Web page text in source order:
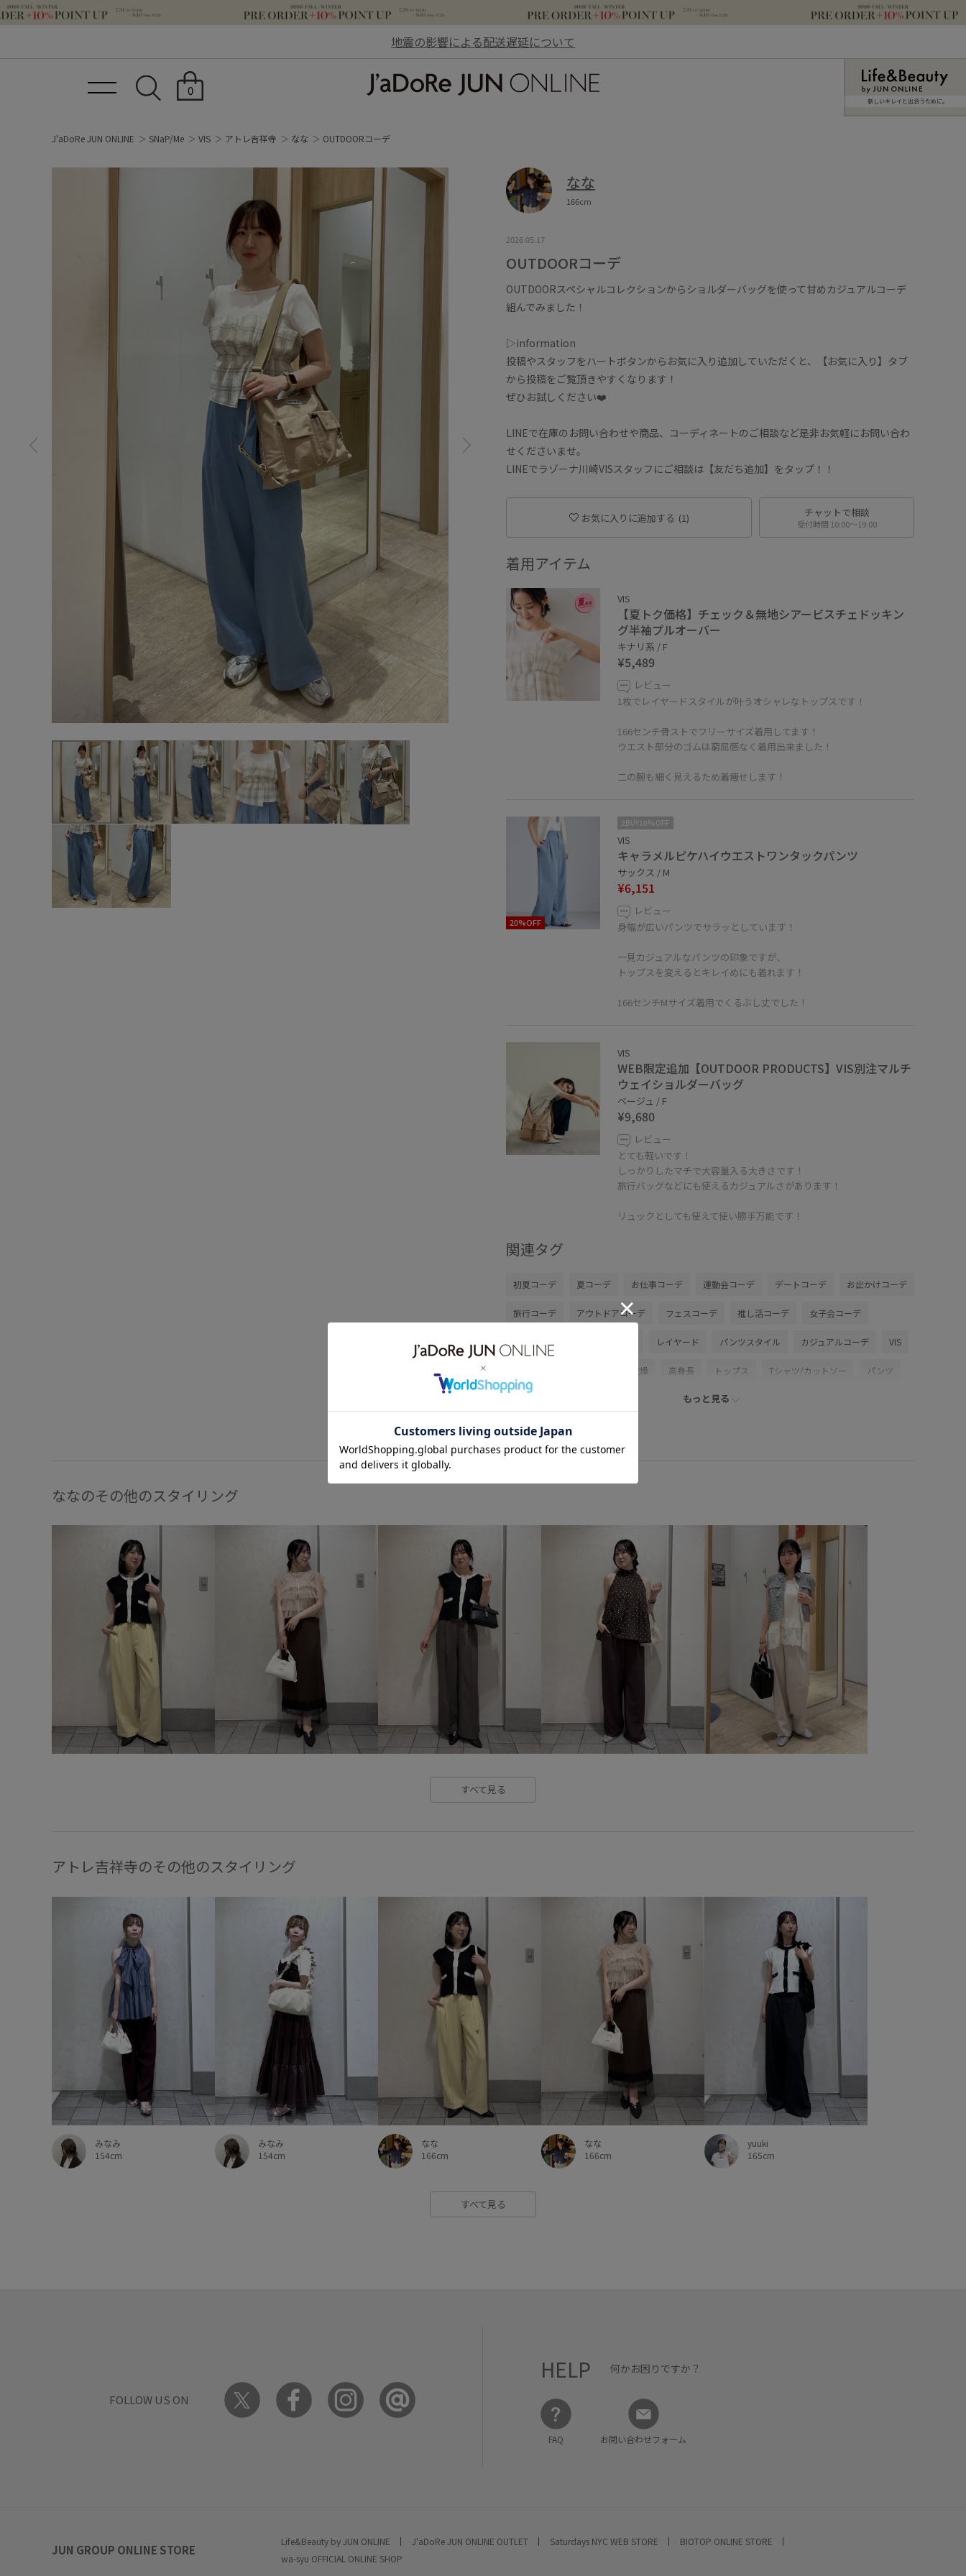
地震の影響による配送遅延について
0
新しいキレイと出合うために。
J'aDoRe JUN ONLINE SNaP/Me VIS アトレ吉祥寺 なな OUTDOORコーデ
なな
166cm
2026.05.17
OUTDOORコーデ
OUTDOORスペシャルコレクションからショルダーバッグを使って甘めカジュアルコーデ
組んでみました！
▷information
投稿やスタッフをハートボタンからお気に入り追加していただくと、【お気に入り】タブ
から投稿をご覧頂きやすくなります！
ぜひお試しください❤️
LINEで在庫のお問い合わせや商品、コーディネートのご相談など是非お気軽にお問い合わ
せくださいませ。
LINEでラゾーナ川崎VISスタッフにご相談は【友だち追加】をタップ！！
お気に入りに追加する (1) チャットで相談
受付時間 10:00〜19:00
着用アイテム
VIS
【夏トク価格】チェック＆無地シアービスチェドッキン
グ半袖プルオーバー
キナリ系 / F
¥5,489
レビュー
1枚でレイヤードスタイルが叶うオシャレなトップスです！
166センチ骨ストでフリーサイズ着用してます！
ウエスト部分のゴムは窮屈感なく着用出来ました！
二の腕も細く見えるため着痩せします！
20%OFF
2BUY10%OFF
VIS
キャラメルピケハイウエストワンタックパンツ
サックス / M
¥6,151
レビュー
身幅が広いパンツでサラッとしています！
一見カジュアルなパンツの印象ですが、
トップスを変えるとキレイめにも着れます！
166センチMサイズ着用でくるぶし丈でした！
VIS
WEB限定追加【OUTDOOR PRODUCTS】VIS別注マルチ
ウェイショルダーバッグ
ベージュ / F
¥9,680
レビュー
とても軽いです！
しっかりしたマチで大容量入る大きさです！
旅行バッグなどにも使えるカジュアルさがあります！
リュックとしても使えて使い勝手万能です！
関連タグ
初夏コーデ 夏コーデ お仕事コーデ 運動会コーデ デートコーデ お出かけコーデ
旅行コーデ アウトドアコーデ フェスコーデ 推し活コーデ 女子会コーデ
ストリート レイヤード パンツスタイル カジュアルコーデ VIS
乾燥 高身長 トップス Tシャツ/カットソー パンツ
ショルダーバッグ BVM16230
26_31collaboration
VIS_outdoor VIS_outdoor2
Wpickup_items きちんと感
ジャケット ストレッチ性 ストレッチ素材
デイリー使い デニム生地 ナイロン
ハリ感 ビスチェ プルオーバー
ポリエステル リブ編み
伸縮性
履き心地が良い 幅広
普段使いも出来る 洗濯機で洗える 着心地が良い
艶感 華やか 薄手 軽くて使いやすい 軽やかな素材感 透け感
もっと見る
ななのその他のスタイリング
すべて見る
アトレ吉祥寺のその他のスタイリング
みなみ
154cm
みなみ
154cm
なな
166cm
なな
166cm
yuuki
165cm
すべて見る
FOLLOW US ON
HELP 何かお困りですか？
FAQ お問い合わせフォーム
JUN GROUP ONLINE STORE
Life&Beauty by JUN ONLINE J'aDoRe JUN ONLINE OUTLET Saturdays NYC WEB STORE
BIOTOP ONLINE STORE
wa-syu OFFICIAL ONLINE SHOP